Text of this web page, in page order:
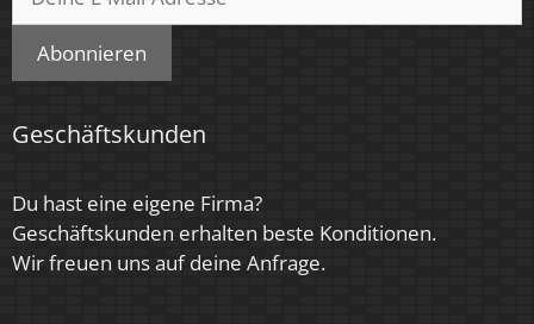
Farbkonsistenz
< 6 SDCM
G
Marke / Hersteller
Luxvenum
Abonnieren
Geschäftskunden
Du hast eine eigene Firma?
Geschäftskunden erhalten beste Konditionen.
Wir freuen uns auf deine Anfrage.